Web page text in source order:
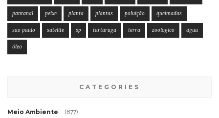
pantanal peixe planta plantas poluição queimadas
sao paulo satelite sp tartaruga terra zoologico água
óleo
CATEGORIES
Meio Ambiente (877)